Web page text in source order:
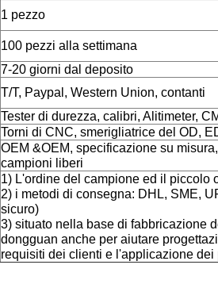
1 pezzo
100 pezzi alla settimana
7-20 giorni dal deposito
T/T, Paypal, Western Union, contanti
Tester di durezza, calibri, Alitimeter,
Torni di CNC, smerigliatrice del OD,
OEM &OEM, specificazione su
campioni liberi
1) L'ordine del campione ed il piccolo
2) i metodi di consegna: DHL, SME,
sicuro)
3) situato nella base di fabbricazione
dongguan anche per aiutare
requisiti dei clienti e l'applicazione dei